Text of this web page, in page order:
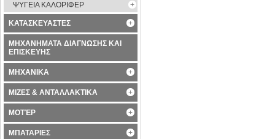
ΨΥΓΕΙΑ ΚΑΛΟΡΙΦΕΡ
ΚΑΤΑΣΚΕΥΑΣΤΕΣ
ΜΗΧΑΝΗΜΑΤΑ ΔΙΑΓΝΩΣΗΣ ΚΑΙ
ΕΠΙΣΚΕΥΗΣ
ΜΗΧΑΝΙΚΑ
ΜΙΖΕΣ & ΑΝΤΑΛΛΑΚΤΙΚΑ
ΜΟΤΈΡ
ΜΠΑΤΑΡΙΕΣ